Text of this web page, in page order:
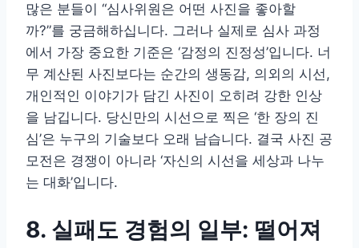
많은 분들이 “심사위원은 어떤 사진을 좋아할
까?”를 궁금해하십니다. 그러나 실제로 심사 과정
에서 가장 중요한 기준은 ‘감정의 진정성’입니다. 너
무 계산된 사진보다는 순간의 생동감, 의외의 시선,
개인적인 이야기가 담긴 사진이 오히려 강한 인상
을 남깁니다. 당신만의 시선으로 찍은 ‘한 장의 진
심’은 누구의 기술보다 오래 남습니다. 결국 사진 공
모전은 경쟁이 아니라 ‘자신의 시선을 세상과 나누
는 대화’입니다.
8. 실패도 경험의 일부: 떨어져